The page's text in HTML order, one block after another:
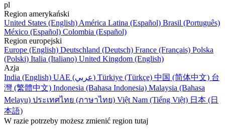
pl
Region amerykański
United States (English) América Latina (Español) Brasil (Português)
México (Español) Colombia (Español)
Region europejski
Europe (English) Deutschland (Deutsch) France (Français) Polska
(Polski) Italia (Italiano) United Kingdom (English)
Azja
India (English)
UAE (عربي) Türkiye (Türkçe) 中国 (简体中文) 台
灣 (繁體中文) Indonesia (Bahasa Indonesia) Malaysia (Bahasa
Melayu) ประเทศไทย (ภาษาไทย) Việt Nam (Tiếng Việt) 日本 (日
本語)
W razie potrzeby możesz zmienić region tutaj